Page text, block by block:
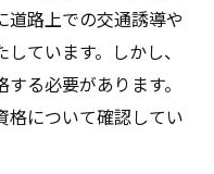
道路上での交通誘導や
ています。しかし、
る必要があります。
格について確認してい